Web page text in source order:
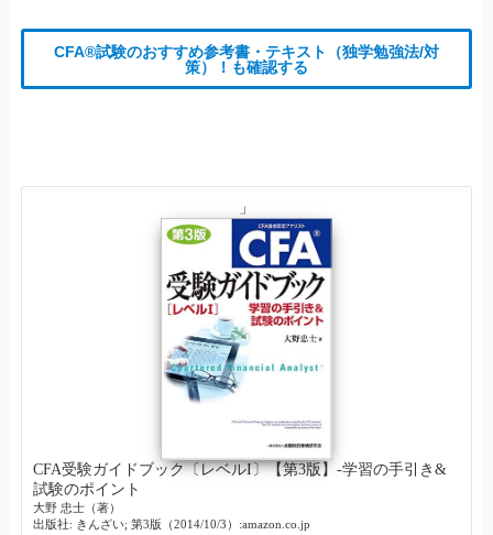
CFA®試験のおすすめ参考書・テキスト（独学勉強法/対
策）！も確認する
」
CFA受験ガイドブック〔レベルI〕【第3版】-学習の手引き&
試験のポイント
大野 忠士（著）
出版社: きんざい; 第3版（2014/10/3）:amazon.co.jp